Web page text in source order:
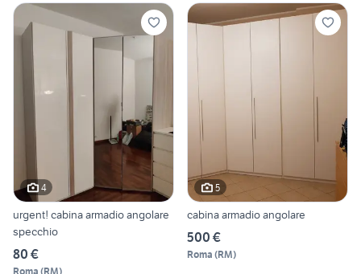
4
urgent! cabina armadio angolare
specchio
80 €
Roma (RM)
5
cabina armadio angolare
500 €
Roma (RM)